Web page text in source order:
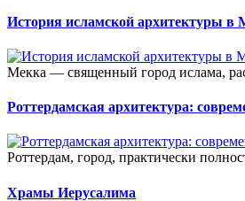
История исламской архитектуры в
Мекка — священный город ислама,
Роттердамская архитектура:
Роттердам, город, практически
Храмы Иерусалима